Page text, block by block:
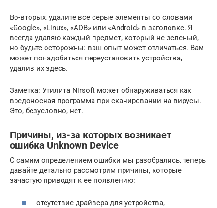
Во-вторых, удалите все серые элементы со словами
«Google», «Linux», «ADB» или «Android» в заголовке. Я
всегда удаляю каждый предмет, который не зеленый,
но будьте осторожны: ваш опыт может отличаться. Вам
может понадобиться переустановить устройства,
удалив их здесь.
Заметка: Утилита Nirsoft может обнаруживаться как
вредоносная программа при сканировании на вирусы.
Это, безусловно, нет.
Причины, из-за которых возникает
ошибка Unknown Device
С самим определением ошибки мы разобрались, теперь
давайте детально рассмотрим причины, которые
зачастую приводят к её появлению:
отсутствие драйвера для устройства,